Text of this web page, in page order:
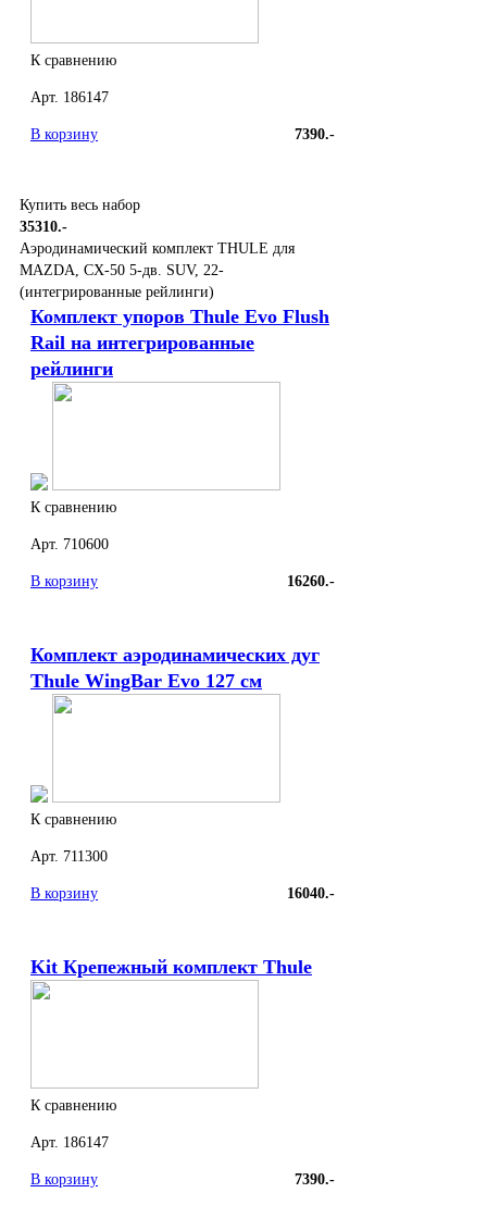
К сравнению
Арт. 186147
В корзину 7390.-
Купить весь набор
35310.-
Аэродинамический комплект THULE для
MAZDA, CX-50 5-дв. SUV, 22-
(интегрированные рейлинги)
Комплект упоров Thule Evo Flush
Rail на интегрированные
рейлинги
К сравнению
Арт. 710600
В корзину 16260.-
Комплект аэродинамических дуг
Thule WingBar Evo 127 см
К сравнению
Арт. 711300
В корзину 16040.-
Kit Крепежный комплект Thule
К сравнению
Арт. 186147
В корзину 7390.-